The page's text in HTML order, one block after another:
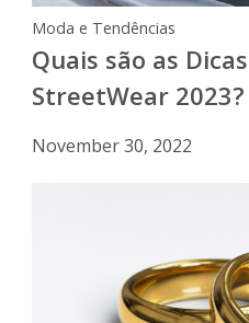
Moda e Tendências
Quais são as
StreetWear 2023?
November 30, 2022